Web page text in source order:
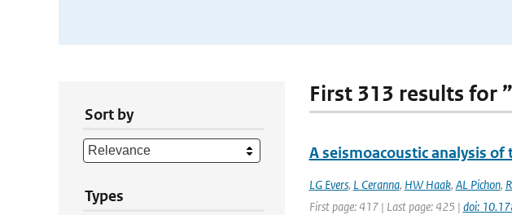
Sort by
Types
First 313 results for
A seismoacoustic analysis
LG Evers, L Ceranna, HW Haak, AL Pichon,
First page: 417 | Last page: 425 | doi: